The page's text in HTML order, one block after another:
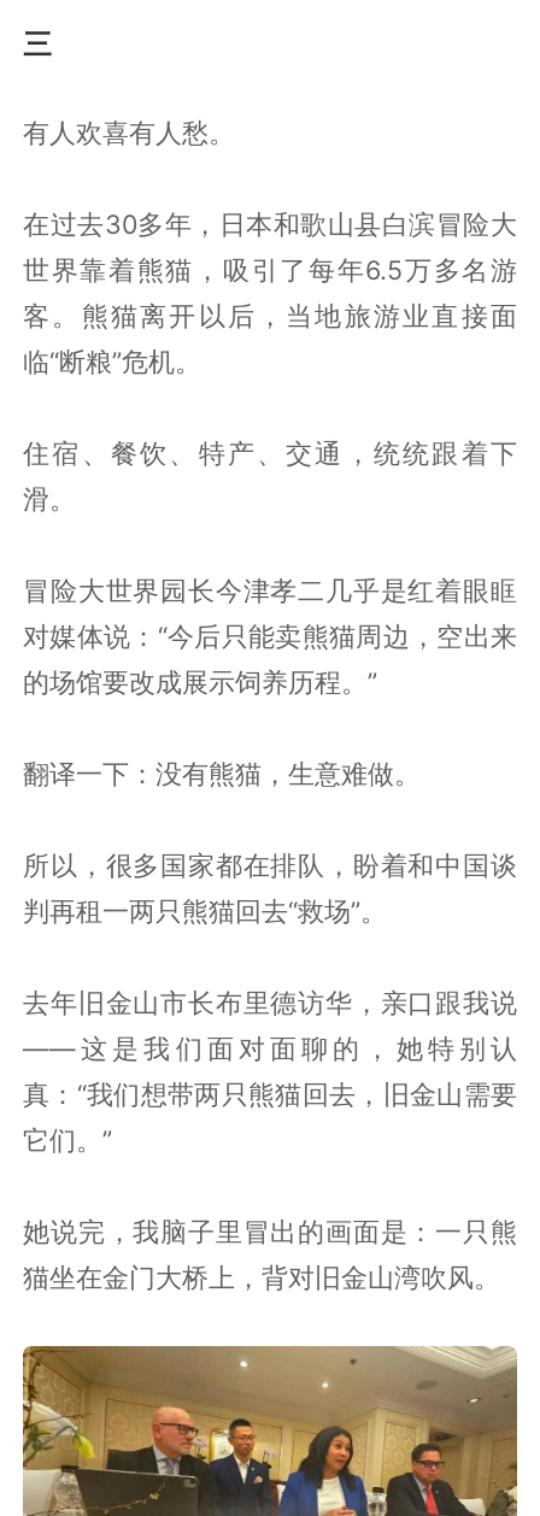
三
有人欢喜有人愁。
在过去30多年，日本和歌山县白滨冒险大
世界靠着熊猫，吸引了每年6.5万多名游
客。熊猫离开以后，当地旅游业直接面
临“断粮”危机。
住宿、餐饮、特产、交通，统统跟着下
滑。
冒险大世界园长今津孝二几乎是红着眼眶
对媒体说：“今后只能卖熊猫周边，空出来
的场馆要改成展示饲养历程。”
翻译一下：没有熊猫，生意难做。
所以，很多国家都在排队，盼着和中国谈
判再租一两只熊猫回去“救场”。
去年旧金山市长布里德访华，亲口跟我说
——这是我们面对面聊的，她特别认
真：“我们想带两只熊猫回去，旧金山需要
它们。”
她说完，我脑子里冒出的画面是：一只熊
猫坐在金门大桥上，背对旧金山湾吹风。